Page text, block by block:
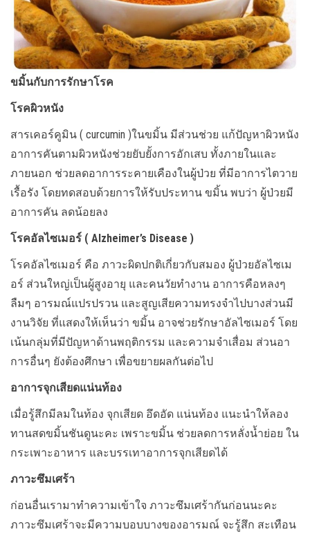
ขมิ้นกับการรักษาโรค
โรคผิวหนัง
สารเคอร์คูมิน ( curcumin )ในขมิ้น มีส่วนช่วย แก้ปัญหาผิวหนัง
อาการคันตามผิวหนังช่วยยับยั้งการอักเสบ ทั้งภายในและ
ภายนอก ช่วยลดอาการระคายเคืองในผู้ป่วย ที่มีอาการไตวาย
เรื้อรัง โดยทดสอบด้วยการให้รับประทาน ขมิ้น พบว่า ผู้ป่วยมี
อาการคัน ลดน้อยลง
โรคอัลไซเมอร์ ( Alzheimer’s Disease )
โรคอัลไซเมอร์ คือ ภาวะผิดปกติเกี่ยวกับสมอง ผู้ป่วยอัลไซเม
อร์ ส่วนใหญ่เป็นผู้สูงอายุ และคนวัยทำงาน อาการคือหลงๆ
ลืมๆ อารมณ์แปรปรวน และสูญเสียความทรงจำไปบางส่วนมี
งานวิจัย ที่แสดงให้เห็นว่า ขมิ้น อาจช่วยรักษาอัลไซเมอร์ โดย
เน้นกลุ่มที่มีปัญหาด้านพฤติกรรม และความจำเสื่อม ส่วนอา
การอื่นๆ ยังต้องศึกษา เพื่อขยายผลกันต่อไป
อาการจุกเสียดแน่นท้อง
เมื่อรู้สึกมีลมในท้อง จุกเสียด อึดอัด แน่นท้อง แนะนำให้ลอง
ทานสดขมิ้นชันดูนะคะ เพราะขมิ้น ช่วยลดการหลั่งน้ำย่อย ใน
กระเพาะอาหาร และบรรเทาอาการจุกเสียดได้
ภาวะซึมเศร้า
ก่อนอื่นเรามาทำความเข้าใจ ภาวะซึมเศร้ากันก่อนนะคะ
ภาวะซึมเศร้าจะมีความบอบบางของอารมณ์ จะรู้สึก สะเทือน